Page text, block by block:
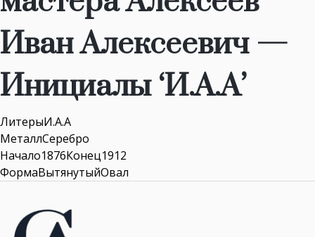
Иван Алексеевич —
Инициалы ‘И.А.А’
ЛитерыИ.А.А
МеталлСеребро
Начало1876Конец1912
ФормаВытянутыйОвал